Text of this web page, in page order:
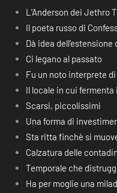
L’Anderson dei Jethro
Il poeta russo di
Dà idea dell’estensione
Ci legano al passato
Fu un noto interprete
Il locale in cui fermenta
Scarsi, piccolissimi
Una forma di
Sta ritta finchè si
Calzatura delle
Temporale che
Ha per moglie una